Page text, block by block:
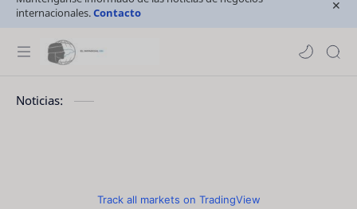
internacionales.Contacto
Noticias:
Track all markets on TradingView